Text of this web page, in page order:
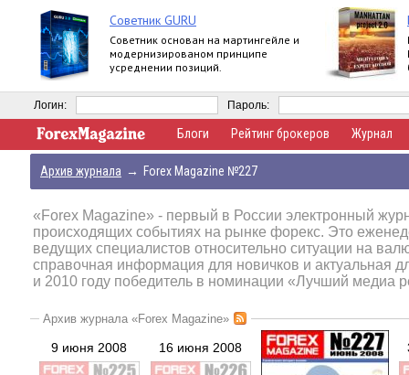
Советник GURU
Советник основан на мартингейле и
модернизированом принципе
усреднении позиций.
Логин: Пароль:
Блоги Рейтинг брокеров Журнал
Архив журнала → Forex Magazine №227
«Forex Magazine» - первый в России электронный
происходящих событиях на рынке форекс. Это
ведущих специалистов относительно ситуации на
справочная информация для новичков и актуальная
и 2010 году победитель в номинации «Лучший медиа
Архив журнала «Forex Magazine»
9 июня 2008 16 июня 2008